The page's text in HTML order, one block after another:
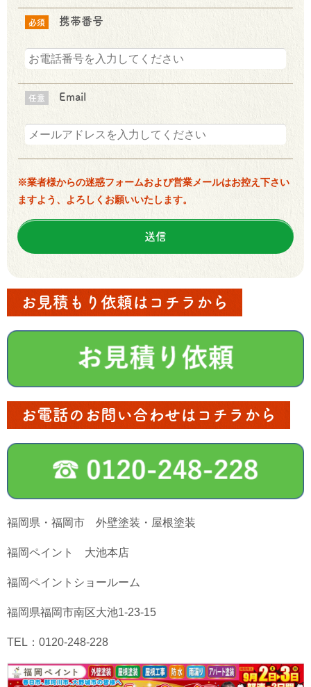
必須 携帯番号
任意 Email
※業者様からの迷惑フォームおよび営業メールはお控え下さい
ますよう、よろしくお願いいたします。
お見積もり依頼はコチラから
お電話のお問い合わせはコチラから
福岡県・福岡市 外壁塗装・屋根塗装
福岡ペイント 大池本店
福岡ペイントショールーム
福岡県福岡市南区大池1-23-15
TEL：0120-248-228